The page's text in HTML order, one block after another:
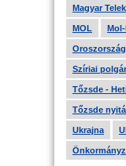
Magyar
MOL
Oroszország
Szíriai
Tőzsde -
Tőzsde
Ukrajna